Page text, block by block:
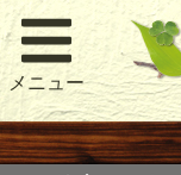
メニュー